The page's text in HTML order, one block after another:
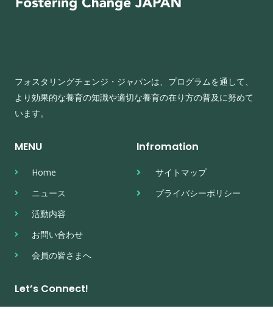
フォスタリングチェンジ・ジャパンは、プログラムを通して、
より効果的な養育の知識や適切な養育の在り方の普及に努めて
います。
MENU
Home
ニュース
活動内容
お問い合わせ
会員の皆さまへ
Infromation
サイトマップ
プライバシーポリシー
Let’s Connect!